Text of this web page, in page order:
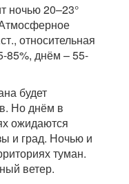
ночью 20–23°
относительная
85%, днём – 55-
будет
Но днём в
ожидаются
и град. Ночью и
туман.
ветер.